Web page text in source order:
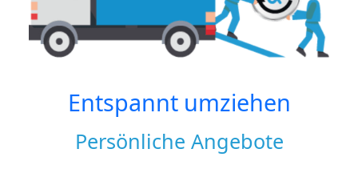
Entspannt umziehen
Persönliche Angebote